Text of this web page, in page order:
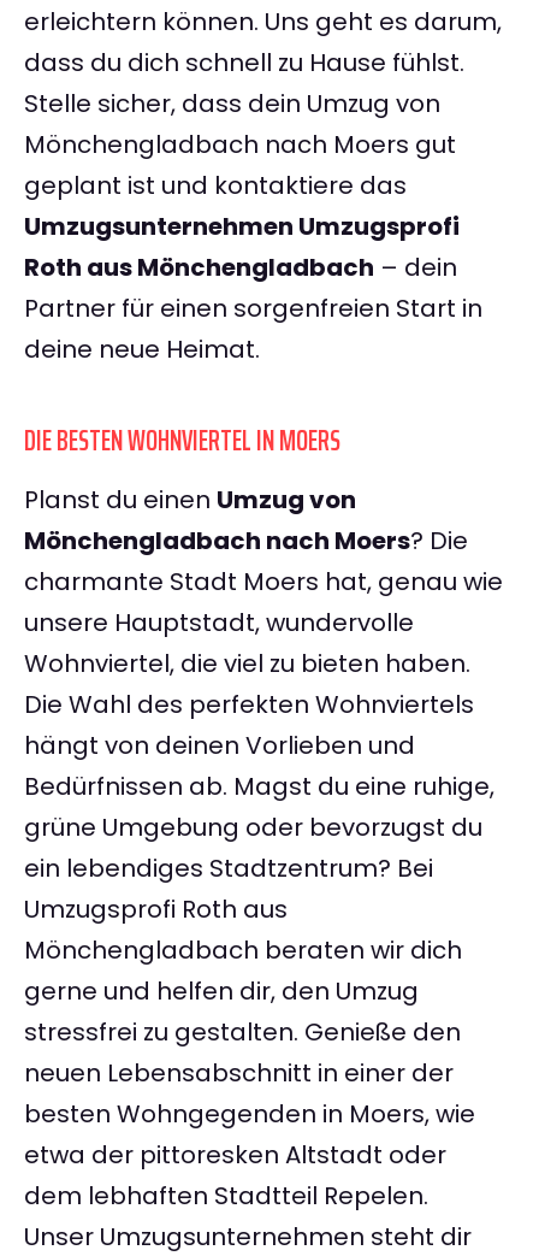
erleichtern können. Uns geht es darum,
dass du dich schnell zu Hause fühlst.
Stelle sicher, dass dein Umzug von
Mönchengladbach nach Moers gut
geplant ist und kontaktiere das
Umzugsunternehmen Umzugsprofi
Roth aus Mönchengladbach – dein
Partner für einen sorgenfreien Start in
deine neue Heimat.
DIE BESTEN WOHNVIERTEL IN MOERS
Planst du einen Umzug von
Mönchengladbach nach Moers? Die
charmante Stadt Moers hat, genau wie
unsere Hauptstadt, wundervolle
Wohnviertel, die viel zu bieten haben.
Die Wahl des perfekten Wohnviertels
hängt von deinen Vorlieben und
Bedürfnissen ab. Magst du eine ruhige,
grüne Umgebung oder bevorzugst du
ein lebendiges Stadtzentrum? Bei
Umzugsprofi Roth aus
Mönchengladbach beraten wir dich
gerne und helfen dir, den Umzug
stressfrei zu gestalten. Genieße den
neuen Lebensabschnitt in einer der
besten Wohngegenden in Moers, wie
etwa der pittoresken Altstadt oder
dem lebhaften Stadtteil Repelen.
Unser Umzugsunternehmen steht dir